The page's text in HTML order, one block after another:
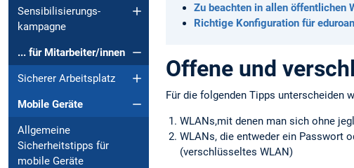
Sensibilisierungs-
kampagne
... für Mitarbeiter/innen
Sicherer Arbeitsplatz
Mobile Geräte
Allgemeine
Sicherheitstipps für
mobile Geräte
Zu beachten in allen öffentlichen
Richtige Konfiguration für
Offene und
Für die folgenden Tipps unterscheiden
WLANs,mit denen man sich ohne
WLANs, die entweder ein Passwort
(verschlüsseltes WLAN)